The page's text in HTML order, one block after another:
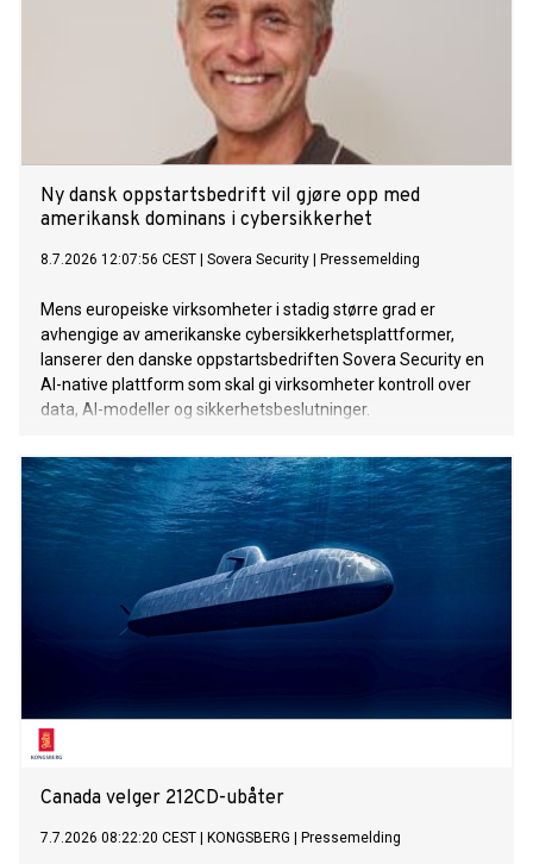
Ny dansk oppstartsbedrift vil gjøre opp med
amerikansk dominans i cybersikkerhet
8.7.2026 12:07:56 CEST Sovera Security Pressemelding
Mens europeiske virksomheter i stadig større grad er
avhengige av amerikanske cybersikkerhetsplattformer,
lanserer den danske oppstartsbedriften Sovera Security en
AI-native plattform som skal gi virksomheter kontroll over
data, AI-modeller og sikkerhetsbeslutninger.
Canada velger 212CD-ubåter
7.7.2026 08:22:20 CEST KONGSBERG Pressemelding